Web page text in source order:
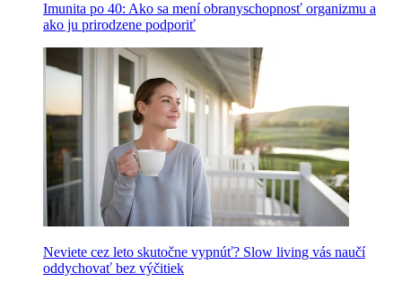
Imunita po 40: Ako sa mení obranyschopnosť organizmu a
ako ju prirodzene podporiť
Neviete cez leto skutočne vypnúť? Slow living vás naučí
oddychovať bez výčitiek